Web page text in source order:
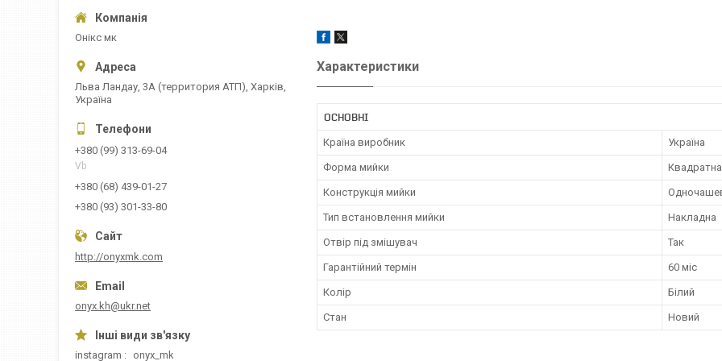
Характеристики
ОСНОВНІ
Країна виробник Україна
Форма мийки Квадратна
Конструкція мийки
Тип встановлення мийки Накладна
Отвір під змішувач Так
Гарантійний термін 60 міс
Колір Білий
Стан Новий
Онікс мк
Льва Ландау, 3А (территория АТП), Харків,
Україна
+380 (99) 313-69-04
Vb
+380 (68) 439-01-27
+380 (93) 301-33-80
http://onyxmk.com
onyx.kh@ukr.net
instagram onyx_mk